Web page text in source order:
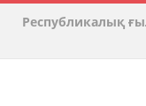
Республикалық